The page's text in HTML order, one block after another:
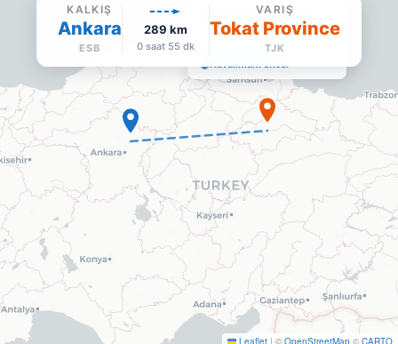
Tokat Province Tokat
TJK ·Varış
Google Maps'te aç
Havalimanı sitesi
Leaflet | © OpenStreetMap © CARTO
KALKIŞ
Ankara
ESB
289 km
0 saat 55 dk
VARIŞ
Tokat Province
TJK